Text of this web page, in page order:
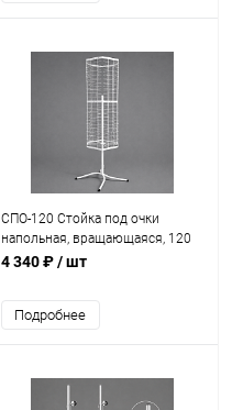
СПО-120 Стойка под очки
напольная, вращающаяся, 120
мест
4 340 ₽/ шт
Подробнее